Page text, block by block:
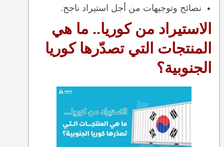
نصائح وتوجيهات من أجل استيراد ناجح.
الاستيراد من كوريا.. ما هي
المنتجات التي تصدّرها كوريا
الجنوبية؟